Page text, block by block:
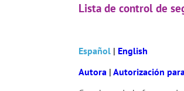
Lista de control de
Español | English
Autora |Autorización